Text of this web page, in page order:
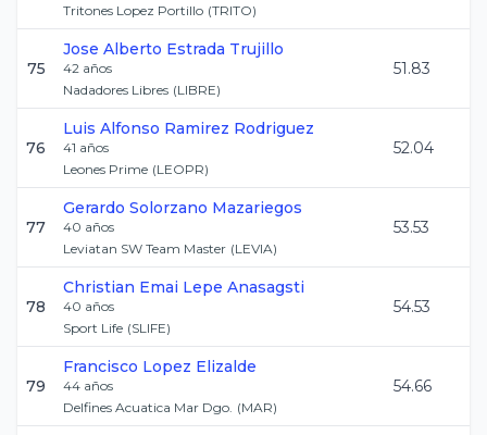
Tritones Lopez Portillo (TRITO)
75
Jose Alberto Estrada Trujillo
42 años
Nadadores Libres (LIBRE)
51.83
76
Luis Alfonso Ramirez Rodriguez
41 años
Leones Prime (LEOPR)
52.04
77
Gerardo Solorzano Mazariegos
40 años
Leviatan SW Team Master (LEVIA)
53.53
78
Christian Emai Lepe Anasagsti
40 años
Sport Life (SLIFE)
54.53
79
Francisco Lopez Elizalde
44 años
Delfines Acuatica Mar Dgo. (MAR)
54.66